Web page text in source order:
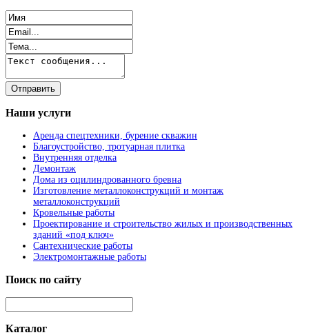
Наши услуги
Аренда спецтехники, бурение скважин
Благоустройство, тротуарная плитка
Внутренняя отделка
Демонтаж
Дома из оцилиндрованного бревна
Изготовление металлоконструкций и монтаж
металлоконструкций
Кровельные работы
Проектирование и строительство жилых и производственных
зданий «под ключ»
Сантехнические работы
Электромонтажные работы
Поиск по сайту
Каталог